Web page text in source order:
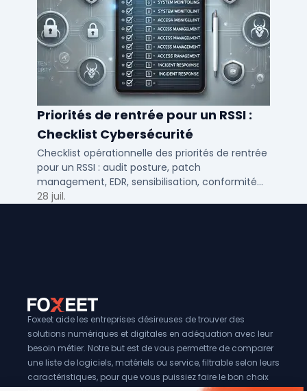
Priorités de rentrée pour un RSSI :
Checklist Cybersécurité
Checklist opérationnelle des priorités de rentrée
pour un RSSI : audit posture, patch
management, EDR, sensibilisation, conformité
NIS2 et plan de continuité.
28 juil.
Foxeet aide les entreprises désireuses de trouver des
solutions numériques et digitales en adéquation avec leur
besoin métier. Notre but est de vous permettre de comparer
une liste de logiciels, matériels ou service, filtrable selon leurs
caractéristiques, pour que vous puissiez faire le bon choix